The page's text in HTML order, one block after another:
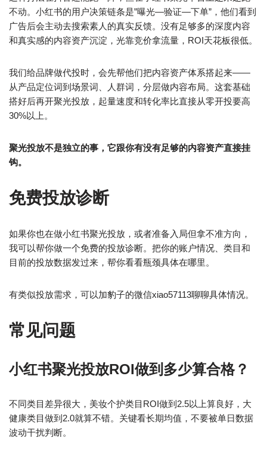
不动。小红书的用户决策链条是”曝光—验证—下单”，他们看到
广告后会主动去搜索素人的真实反馈。没有足够多的深度内容
和真实感的内容资产沉淀，光靠竞价拿流量，ROI天花板很低。
我们给品牌做代投时，会先帮他们把内容资产体系搭起来——
从产品定位词到场景词、人群词，分层做内容布局。这套基础
搭好后再开聚光投放，起量速度和转化率比直接从零开投要高
30%以上。
聚光投放不是独立的事，它跟你有没有足够的内容资产直接挂
钩。
免费投放诊断
如果你也在做小红书聚光投放，或者准备入局但拿不准方向，
我可以帮你做一个免费的投放诊断。把你的账户情况、类目和
目前的投放数据发过来，帮你看看瓶颈具体在哪里。
有类似投放需求，可以加豹子的微信xiao57113聊聊具体情况。
常见问题
小红书聚光投放ROI做到多少算合格？
不同类目差异很大，美妆个护类目ROI做到2.5以上算良好，大
健康类目做到2.0就算不错。关键看长期均值，不要被单日数据
波动干扰判断。